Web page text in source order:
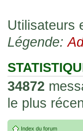
acheter une
02 Juin 2023,
par
20 , je
collection
24 Oct 2022,
par
de Lucy de
Utilisateurs
Légende:
34872
le plus
Index du forum